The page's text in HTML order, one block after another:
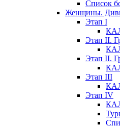
Список
Женщины.
Этап I
Этап II.
Этап II.
Этап III
Этап IV